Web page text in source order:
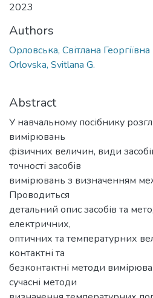
2023
Authors
Орловська, Світлана Георгіївна
Orlovska, Svitlana G.
Abstract
У навчальному посібнику
вимірювань
фізичних величин, види
точності засобів
вимірювань з визначенням
Проводиться
детальний опис засобів та
електричних,
оптичних та температурних
контактні та
безконтактні методи
сучасні методи